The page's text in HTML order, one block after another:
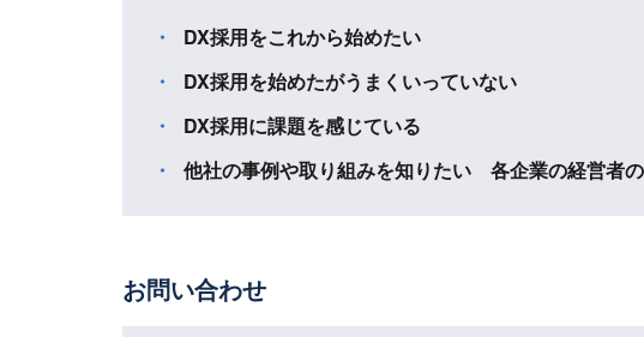
DX採用をこれから始めたい
DX採用を始めたがうまくいっていない
DX採用に課題を感じている
他社の事例や取り組みを知りたい 各企業の経営者
お問い合わせ